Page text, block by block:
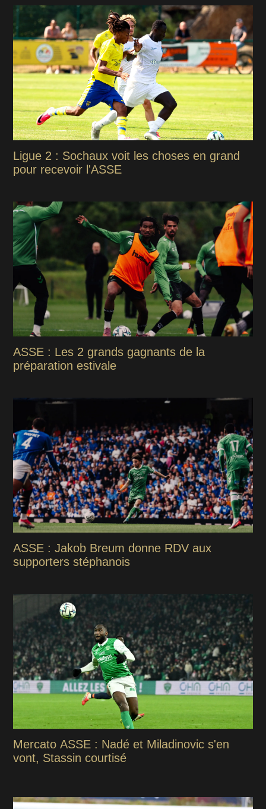
Ligue 2 : Sochaux voit les choses en grand
pour recevoir l'ASSE
ASSE : Les 2 grands gagnants de la
préparation estivale
ASSE : Jakob Breum donne RDV aux
supporters stéphanois
Mercato ASSE : Nadé et Miladinovic s'en
vont, Stassin courtisé